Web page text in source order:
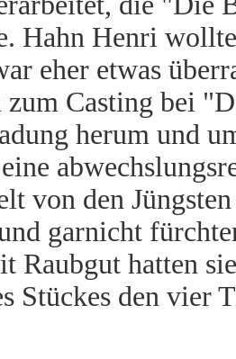
Hahn Henri
eher etwas
Casting bei
herum und
von den
garnicht
Raubgut hatten
Stückes den vier